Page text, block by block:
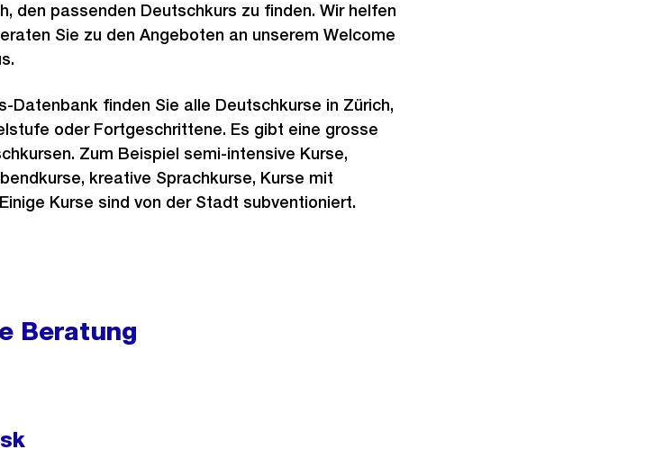
den passenden Deutschkurs zu finden. Wir helfen
Sie zu den Angeboten an unserem Welcome
Datenbank finden Sie alle Deutschkurse in Zürich,
oder Fortgeschrittene. Es gibt eine grosse
Zum Beispiel semi-intensive Kurse,
kreative Sprachkurse, Kurse mit
Kurse sind von der Stadt subventioniert.
Beratung